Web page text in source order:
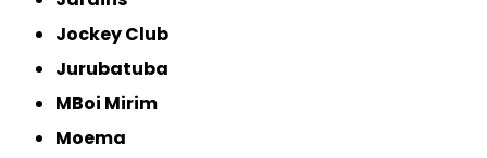
Jockey Club
Jurubatuba
MBoi Mirim
Moema